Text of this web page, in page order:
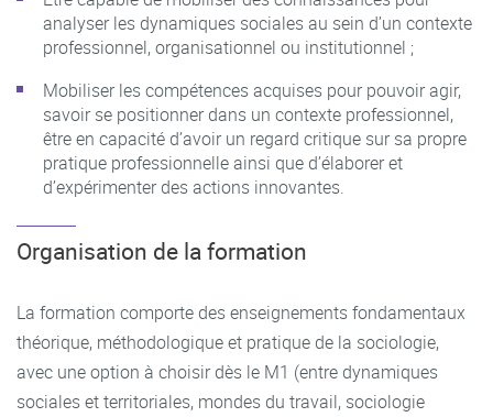
analyser les dynamiques sociales au sein d’un contexte
professionnel, organisationnel ou institutionnel ;
Mobiliser les compétences acquises pour pouvoir agir,
savoir se positionner dans un contexte professionnel,
être en capacité d’avoir un regard critique sur sa propre
pratique professionnelle ainsi que d’élaborer et
d’expérimenter des actions innovantes.
Organisation de la formation
La formation comporte des enseignements fondamentaux
théorique, méthodologique et pratique de la sociologie,
avec une option à choisir dès le M1 (entre dynamiques
sociales et territoriales, mondes du travail, sociologie